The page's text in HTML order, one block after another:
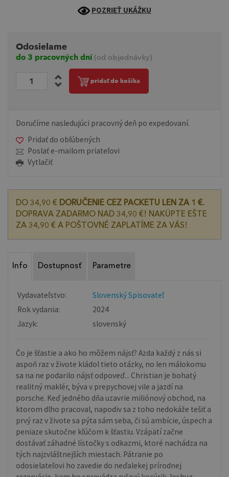
POZRIEŤ UKÁŽKU
Odosielame
do 3 pracovných dní (od objednávky)
pridať do košíka
Doručíme nasledujúci pracovný deň po expedovaní.
Pridať do obľúbených
Poslať e-mailom priateľovi
Vytlačiť
DO 34,90 € DORUČENIE CEZ PACKETU LEN ZA 1 €.
DOPRAVA ZADARMO NAD 34,90 €! NAKÚPTE EŠTE
ZA 34,90 € A POŠTOVNÉ ZAPLATÍME ZA VÁS!
Info Dostupnosť Parametre
Vydavateľstvo:
Slovenský Spisovateľ
Rok vydania:
2024
Jazyk:
slovenský
Čo je šťastie a ako ho môžem nájsť? Azda každý z nás si
aspoň raz v živote kládol tieto otázky, no len málokomu
sa na ne podarilo nájsť odpoveď... Christian je bohatý
realitný maklér, býva v prepychovej vile a jazdí na
porsche. Keď jedného dňa uzavrie miliónový obchod, na
ktorom dlho pracoval, napodiv sa z toho nedokáže tešiť a
prvý raz v živote sa pýta sám seba, či sú ambície, úspech a
peniaze skutočne kľúčom k šťastiu. Vzápätí začne
dostávať záhadné lístočky s odkazmi, ktoré nachádza na
tých najzvláštnejších miestach. Pátranie po
odosielateľovi ho zavedie do neďalekej prírodnej